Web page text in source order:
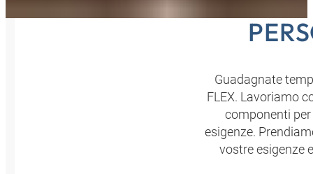
Guadagnate
FLEX. Lavoriamo
componenti
esigenze.
vostre esigenze